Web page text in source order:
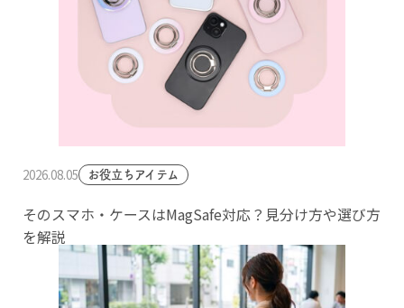
2026.08.05 お役立ちアイテム
そのスマホ・ケースはMagSafe対応？見分け方や選び方
を解説